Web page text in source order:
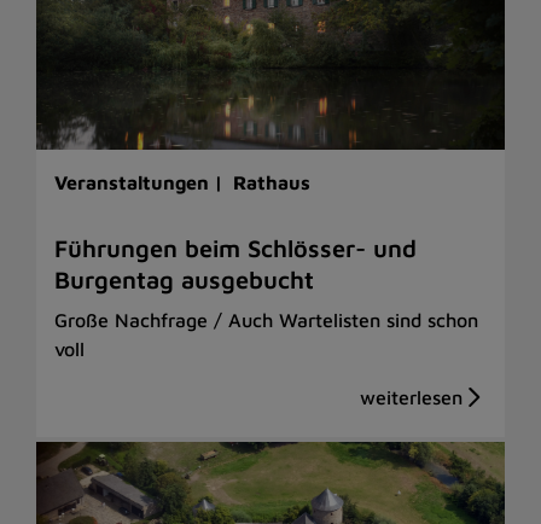
Veranstaltungen | Rathaus
Führungen beim Schlösser- und
Burgentag ausgebucht
Große Nachfrage / Auch Wartelisten sind schon
voll